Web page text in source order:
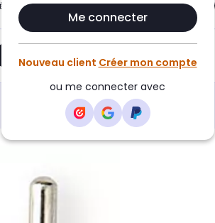
Me connecter
Nouveau client Créer mon compte
ou me connecter avec
avec Le Club Infinity
Ajouter au panier